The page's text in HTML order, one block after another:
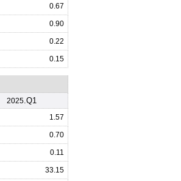
0.67
0.90
0.22
0.15
2025.Q1
1.57
0.70
0.11
33.15